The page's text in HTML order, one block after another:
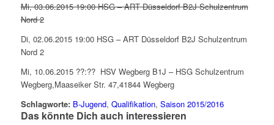
Mi, 03.06.2015 19:00 HSG – ART Düsseldorf B2J Schulzentrum
Nord 2
Di, 02.06.2015 19:00 HSG – ART Düsseldorf B2J Schulzentrum
Nord 2
Mi, 10.06.2015 ??:?? HSV Wegberg B1J – HSG Schulzentrum
Wegberg,Maaseiker Str. 47,41844 Wegberg
Schlagworte: B-Jugend, Qualifikation, Saison 2015/2016
Das könnte Dich auch interessieren